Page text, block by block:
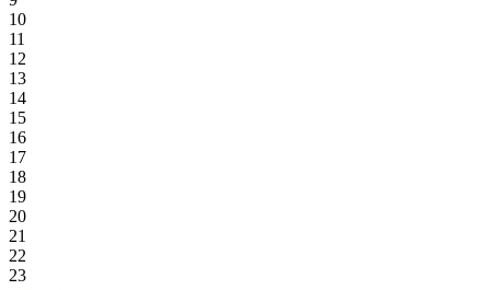
10
11
12
13
14
15
16
17
18
19
20
21
22
23